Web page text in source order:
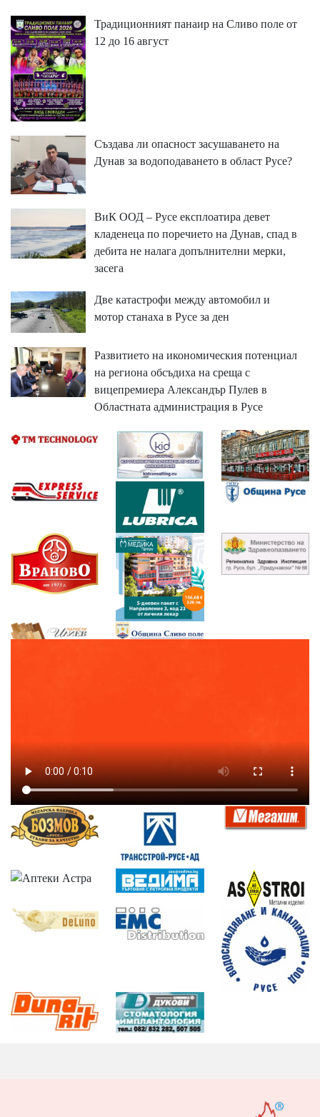
Традиционният панаир на Сливо поле от
12 до 16 август
Създава ли опасност засушаването на
Дунав за водоподаването в област Русе?
ВиК ООД – Русе експлоатира девет
кладенеца по поречието на Дунав, спад в
дебита не налага допълнителни мерки,
засега
Две катастрофи между автомобил и
мотор станаха в Русе за ден
Развитието на икономическия потенциал
на региона обсъдиха на среща с
вицепремиера Александър Пулев в
Областната администрация в Русе